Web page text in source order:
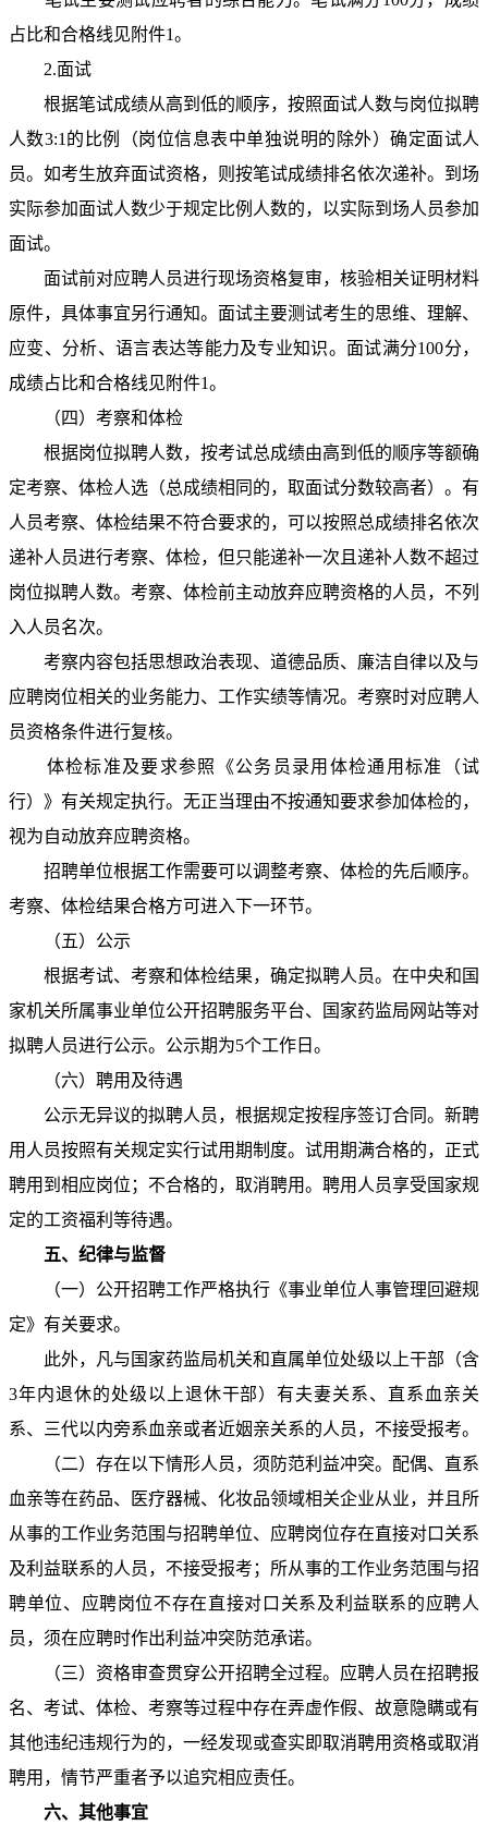
占比和合格线见附件1。
2.面试
根据笔试成绩从高到低的顺序，按照面试人数与岗位拟聘
人数3:1的比例（岗位信息表中单独说明的除外）确定面试人
员。如考生放弃面试资格，则按笔试成绩排名依次递补。到场
实际参加面试人数少于规定比例人数的，以实际到场人员参加
面试。
面试前对应聘人员进行现场资格复审，核验相关证明材料
原件，具体事宜另行通知。面试主要测试考生的思维、理解、
应变、分析、语言表达等能力及专业知识。面试满分100分，
成绩占比和合格线见附件1。
（四）考察和体检
根据岗位拟聘人数，按考试总成绩由高到低的顺序等额确
定考察、体检人选（总成绩相同的，取面试分数较高者）。有
人员考察、体检结果不符合要求的，可以按照总成绩排名依次
递补人员进行考察、体检，但只能递补一次且递补人数不超过
岗位拟聘人数。考察、体检前主动放弃应聘资格的人员，不列
入人员名次。
考察内容包括思想政治表现、道德品质、廉洁自律以及与
应聘岗位相关的业务能力、工作实绩等情况。考察时对应聘人
员资格条件进行复核。
体检标准及要求参照《公务员录用体检通用标准（试
行）》有关规定执行。无正当理由不按通知要求参加体检的，
视为自动放弃应聘资格。
招聘单位根据工作需要可以调整考察、体检的先后顺序。
考察、体检结果合格方可进入下一环节。
（五）公示
根据考试、考察和体检结果，确定拟聘人员。在中央和国
家机关所属事业单位公开招聘服务平台、国家药监局网站等对
拟聘人员进行公示。公示期为5个工作日。
（六）聘用及待遇
公示无异议的拟聘人员，根据规定按程序签订合同。新聘
用人员按照有关规定实行试用期制度。试用期满合格的，正式
聘用到相应岗位；不合格的，取消聘用。聘用人员享受国家规
定的工资福利等待遇。
五、纪律与监督
（一）公开招聘工作严格执行《事业单位人事管理回避规
定》有关要求。
此外，凡与国家药监局机关和直属单位处级以上干部（含
3年内退休的处级以上退休干部）有夫妻关系、直系血亲关
系、三代以内旁系血亲或者近姻亲关系的人员，不接受报考。
（二）存在以下情形人员，须防范利益冲突。配偶、直系
血亲等在药品、医疗器械、化妆品领域相关企业从业，并且所
从事的工作业务范围与招聘单位、应聘岗位存在直接对口关系
及利益联系的人员，不接受报考；所从事的工作业务范围与招
聘单位、应聘岗位不存在直接对口关系及利益联系的应聘人
员，须在应聘时作出利益冲突防范承诺。
（三）资格审查贯穿公开招聘全过程。应聘人员在招聘报
名、考试、体检、考察等过程中存在弄虚作假、故意隐瞒或有
其他违纪违规行为的，一经发现或查实即取消聘用资格或取消
聘用，情节严重者予以追究相应责任。
六、其他事宜